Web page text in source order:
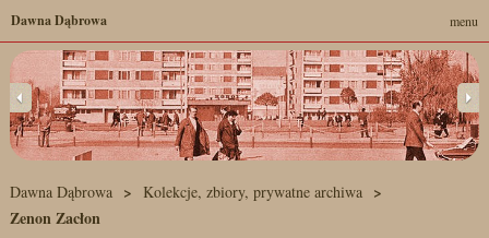
Dawna Dąbrowa Kolekcje, zbiory, prywatne archiwa
Zenon Zacłon
Dawna Dąbrowa menu